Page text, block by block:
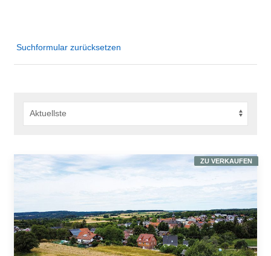
Suchformular zurücksetzen
ZU VERKAUFEN